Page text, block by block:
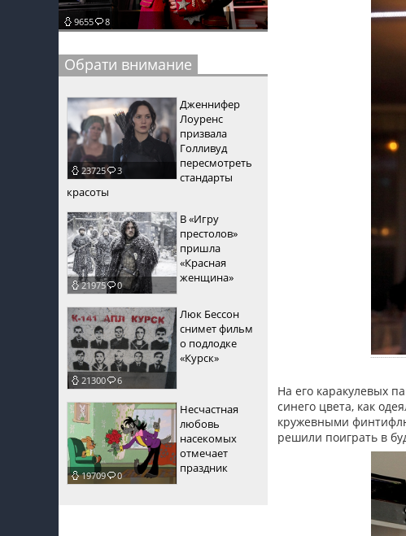
пїЅпїЅпїЅ
пїЅпїЅпїЅ
пїЅпїЅпїЅпїЅпїЅпїЅпїЅпїЅпїЅ
пїЅпїЅпїЅ пїЅпїЅпїЅпїЅпїЅ
пїЅпїЅпїЅ пїЅпїЅпїЅпїЅпїЅпїЅ
пїЅпїЅпїЅпїЅпїЅ
пїЅпїЅпїЅпїЅпїЅпїЅпїЅпїЅпїЅпїЅ
9655 8
Обрати внимание
23725 3
Дженнифер
Лоуренс
призвала
Голливуд
пересмотреть
стандарты
красоты
21975 0
В «Игру
престолов»
пришла
«Красная
женщина»
21300 6
Люк Бессон
снимет фильм
о подлодке
«Курск»
19709 0
Несчастная
любовь
насекомых
отмечает
праздник
На его каракулевых
синего цвета, как
кружевными
решили поиграть в